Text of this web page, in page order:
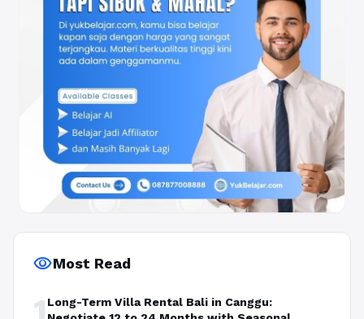
visibilityMost Read
1 Long-Term Villa Rental Bali in Canggu: